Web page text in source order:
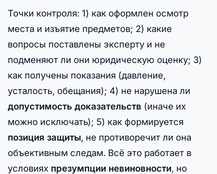
Точки контроля: 1) как оформлен осмотр
места и изъятие предметов; 2) какие
вопросы поставлены эксперту и не
подменяют ли они юридическую оценку; 3)
как получены показания (давление,
усталость, обещания); 4) не нарушена ли
допустимость доказательств (иначе их
можно исключать); 5) как формируется
позиция защиты, не противоречит ли она
объективным следам. Всё это работает в
условиях презумпции невиновности, но